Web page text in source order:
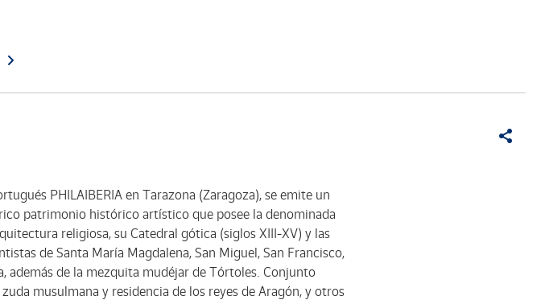
PHILAIBERIA en Tarazona (Zaragoza), se emite un
patrimonio histórico artístico que posee la denominada
religiosa, su Catedral gótica (siglos XIII-XV) y las
de Santa María Magdalena, San Miguel, San Francisco,
además de la mezquita mudéjar de Tórtoles. Conjunto
musulmana y residencia de los reyes de Aragón, y otros